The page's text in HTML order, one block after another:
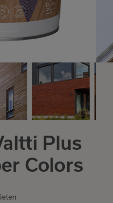
Plus
Colors